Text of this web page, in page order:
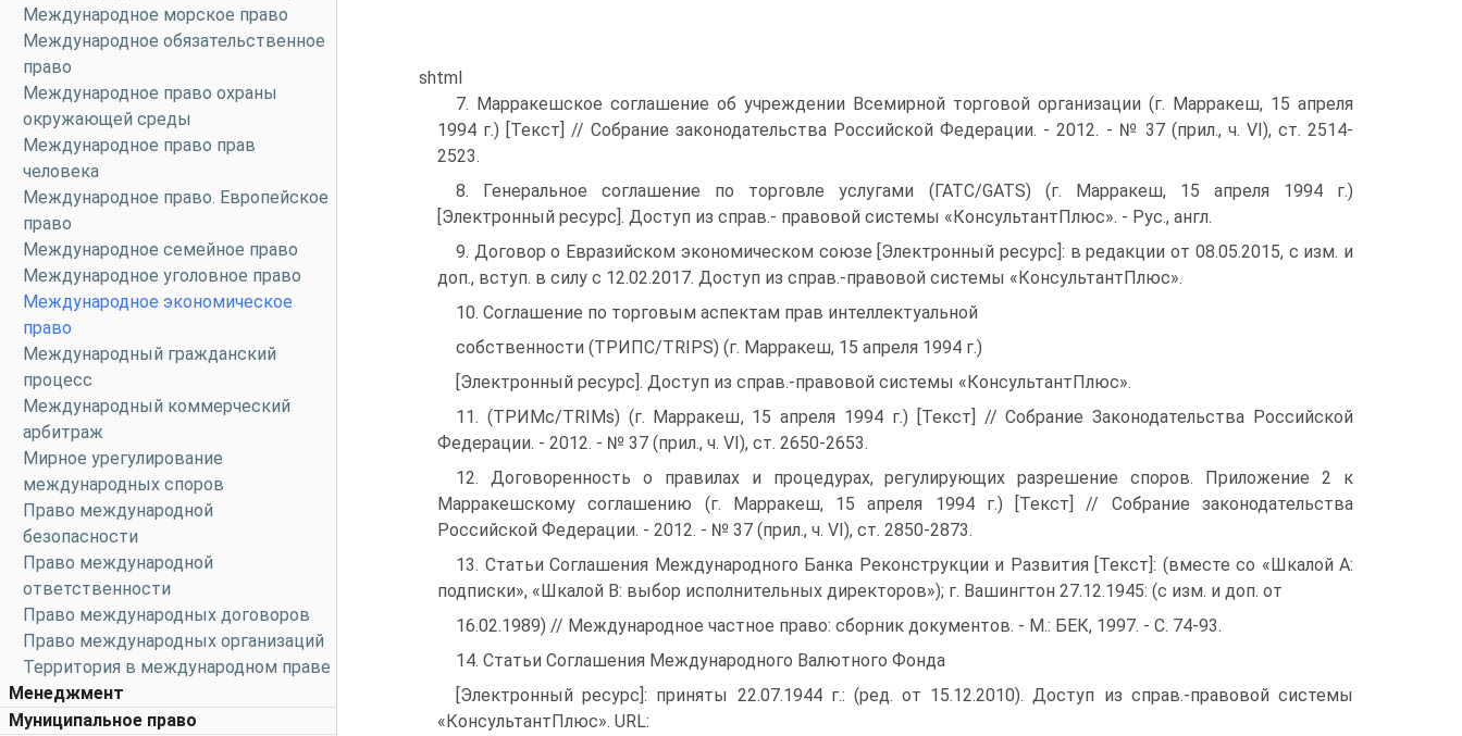
Международное морское право
Международное обязательственное
право
Международное право охраны
окружающей среды
Международное право прав
человека
Международное право. Европейское
право
Международное семейное право
Международное уголовное право
Международное экономическое
право
Международный гражданский
процесс
Международный коммерческий
арбитраж
Мирное урегулирование
международных споров
Право международной
безопасности
Право международной
ответственности
Право международных договоров
Право международных организаций
Территория в международном праве
Менеджмент
Муниципальное право
shtml
7. Марракешское соглашение об учреждении Всемирной торговой организации (г. Марракеш, 15 апреля
1994 г.) [Текст] // Собрание законодательства Российской Федерации. - 2012. - № 37 (прил., ч. VI), ст. 2514-
2523.
8. Генеральное соглашение по торговле услугами (ГАТС/GATS) (г. Марракеш, 15 апреля 1994 г.)
[Электронный ресурс]. Доступ из справ.- правовой системы «КонсультантПлюс». - Рус., англ.
9. Договор о Евразийском экономическом союзе [Электронный ресурс]: в редакции от 08.05.2015, с изм. и
доп., вступ. в силу с 12.02.2017. Доступ из справ.-правовой системы «КонсультантПлюс».
10. Соглашение по торговым аспектам прав интеллектуальной
собственности (ТРИПС/TRIPS) (г. Марракеш, 15 апреля 1994 г.)
[Электронный ресурс]. Доступ из справ.-правовой системы «КонсультантПлюс».
11. (ТРИМс/TRIMs) (г. Марракеш, 15 апреля 1994 г.) [Текст] // Собрание Законодательства Российской
Федерации. - 2012. - № 37 (прил., ч. VI), ст. 2650-2653.
12. Договоренность о правилах и процедурах, регулирующих разрешение споров. Приложение 2 к
Марракешскому соглашению (г. Марракеш, 15 апреля 1994 г.) [Текст] // Собрание законодательства
Российской Федерации. - 2012. - № 37 (прил., ч. VI), ст. 2850-2873.
13. Статьи Соглашения Международного Банка Реконструкции и Развития [Текст]: (вместе со «Шкалой A:
подписки», «Шкалой B: выбор исполнительных директоров»); г. Вашингтон 27.12.1945: (с изм. и доп. от
16.02.1989) // Международное частное право: сборник документов. - М.: БЕК, 1997. - С. 74-93.
14. Статьи Соглашения Международного Валютного Фонда
[Электронный ресурс]: приняты 22.07.1944 г.: (ред. от 15.12.2010). Доступ из справ.-правовой системы
«КонсультантПлюс». URL: